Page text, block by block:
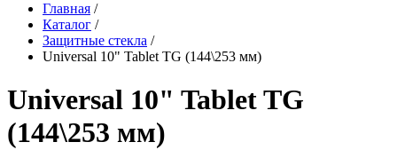
Главная /
Каталог /
Защитные стекла /
Universal 10" Tablet TG (144\253 мм)
Universal 10" Tablet TG
(144\253 мм)